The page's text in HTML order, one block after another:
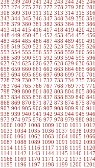
238 239 240 241 242 243 244 245
273 274 275 276 277 278 279 280
308 309 310 311 312 313 314 315
343 344 345 346 347 348 349 350
378 379 380 381 382 383 384 385
413 414 415 416 417 418 419 420
448 449 450 451 452 453 454 455
483 484 485 486 487 488 489 490
518 519 520 521 522 523 524 525
553 554 555 556 557 558 559 560
588 589 590 591 592 593 594 595
623 624 625 626 627 628 629 630
658 659 660 661 662 663 664 665
693 694 695 696 697 698 699 700
728 729 730 731 732 733 734 735
763 764 765 766 767 768 769 770
798 799 800 801 802 803 804 805
833 834 835 836 837 838 839 840
868 869 870 871 872 873 874 875
903 904 905 906 907 908 909 910
938 939 940 941 942 943 944 945
973 974 975 976 977 978 979 980
1006 1007 1008 1009 1010 1011
1033 1034 1035 1036 1037 1038
1060 1061 1062 1063 1064 1065
1087 1088 1089 1090 1091 1092
1114 1115 1116 1117 1118 1119
1141 1142 1143 1144 1145 1146
1168 1169 1170 1171 1172 1173
1195 1196 1197 1198 1199 1200